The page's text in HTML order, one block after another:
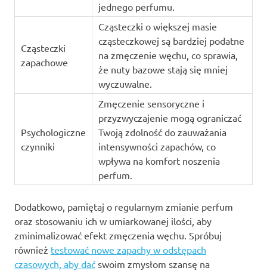
jednego perfumu.
Cząsteczki
zapachowe
Cząsteczki o większej masie
cząsteczkowej są bardziej podatne
na zmęczenie węchu, co sprawia,
że nuty bazowe stają się mniej
wyczuwalne.
Psychologiczne
czynniki
Zmęczenie sensoryczne i
przyzwyczajenie mogą ograniczać
Twoją zdolność do zauważania
intensywności zapachów, co
wpływa na komfort noszenia
perfum.
Dodatkowo, pamiętaj o regularnym zmianie perfum
oraz stosowaniu ich w umiarkowanej ilości, aby
zminimalizować efekt zmęczenia węchu. Spróbuj
również testować nowe zapachy w odstępach
czasowych, aby dać swoim zmysłom szansę na